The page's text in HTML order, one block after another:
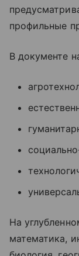
профильные
В документе
На
математика,